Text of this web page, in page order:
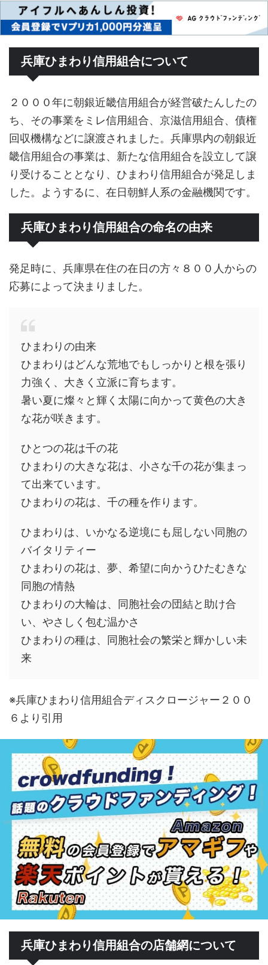
兵庫ひまわり信用組合について
２０００年に朝銀近畿信用組合が経営破たんしたの
ち、その事業をミレ信用組合、京滋信用組合、債権
回収機構などに譲渡されました。兵庫県内の朝銀近
畿信用組合の事業は、新たな信用組合を設立して譲
り受けることとなり、ひまわり信用組合が発足しま
した。ようするに、在日朝鮮人系の金融機関です。
兵庫ひまわり信用組合の命名の由来
発足時に、兵庫県在住の在日の方々８００人からの
応募によって決まりました。
ひまわりの由来
ひまわりはどんな荒地でもしっかりと根を張り
力強く、大きく立派に育ちます。
暑い夏に燦々と輝く太陽に向かって黄色の大き
な花が咲きます。
ひとつの花は千の花
ひまわりの大きな花は、小さな千の花が集まっ
て出来ています。
ひまわりの花は、千の種を作ります。
ひまわりは、いかなる逆境にも屈しない同胞の
バイタリティー
ひまわりの花は、夢、希望に向かうひたむきな
同胞の情熱
ひまわりの大輪は、同胞社会の団結と助け合
い、やさしく包む温かさ
ひまわりの種は、同胞社会の繁栄と輝かしい未
来
※兵庫ひまわり信用組合ディスクロージャー２００
６より引用
兵庫ひまわり信用組合の店舗網について